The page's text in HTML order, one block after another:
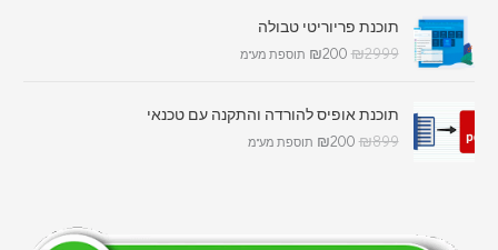
תוכנת פריוריטי טבולה
₪2999
₪200 תוספת מע"מ
תוכנת אופיס להורדה והתקנה עם טכנאי
₪899
₪200 תוספת מע"מ